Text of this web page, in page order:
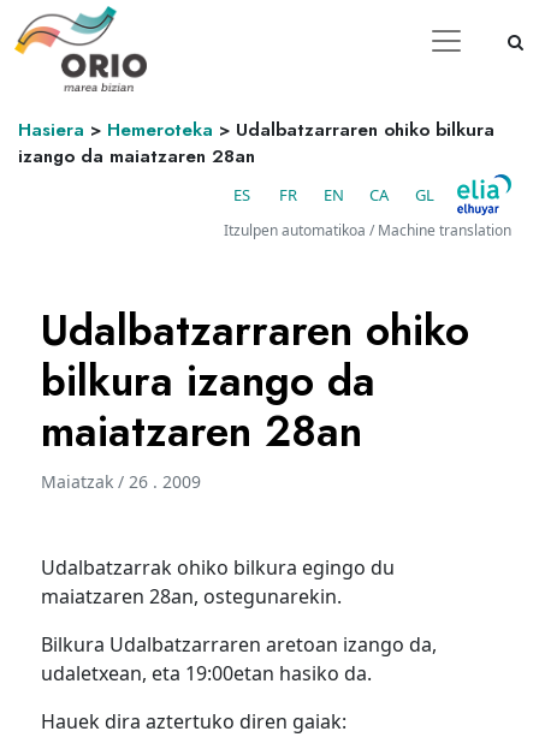
Hasiera > Hemeroteka > Udalbatzarraren ohiko bilkura
izango da maiatzaren 28an
ES FR EN CA GL
Itzulpen automatikoa / Machine translation
Udalbatzarraren ohiko
bilkura izango da
maiatzaren 28an
Maiatzak / 26 . 2009
Udalbatzarrak ohiko bilkura egingo du
maiatzaren 28an, ostegunarekin.
Bilkura Udalbatzarraren aretoan izango da,
udaletxean, eta 19:00etan hasiko da.
Hauek dira aztertuko diren gaiak: